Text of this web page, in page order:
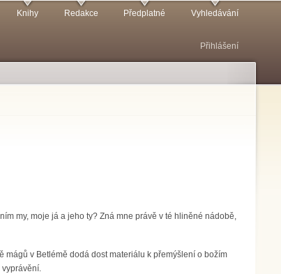
Knihy Redakce Předplatné Vyhledávání
Přihlášení
my, moje já a jeho ty? Zná mne právě v té hliněné nádobě,
v Betlémě dodá dost materiálu k přemýšlení o božím